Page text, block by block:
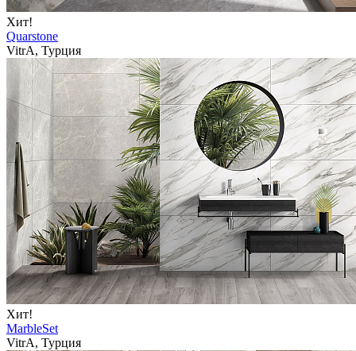
Хит!
Quarstone
VitrA, Турция
Хит!
MarbleSet
VitrA, Турция